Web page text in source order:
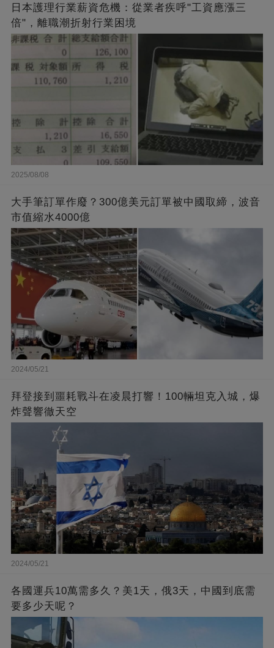
日本護理行業薪資危機：從業者疾呼"工資應漲三
倍"，離職潮折射行業困境
2025/08/08
大手筆訂單作廢？300億美元訂單被中國取締，波音
市值縮水4000億
2024/05/21
拜登接到噩耗戰斗在凌晨打響！100輛坦克入城，爆
炸聲響徹天空
2024/05/21
各國運兵10萬需多久？美1天，俄3天，中國到底需
要多少天呢？